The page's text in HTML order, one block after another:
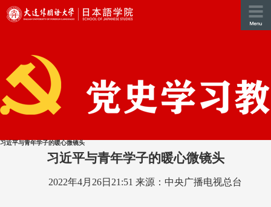
习近平与青年学子的暖心微镜头
习近平与青年学子的暖心微镜头
2022年4月26日21:51 来源：中央广播电视总台